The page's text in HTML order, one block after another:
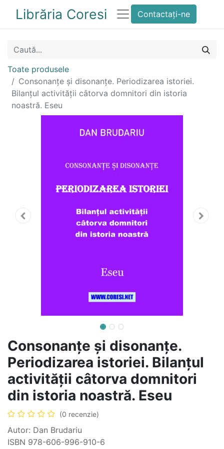
Librăria Coresi Contactați-ne
Toate produsele
Consonanțe și disonanțe. Periodizarea istoriei.
Bilanțul activității câtorva domnitori din istoria
noastră. Eseu
Consonanțe și disonanțe.
Periodizarea istoriei. Bilanțul
activității câtorva domnitori
din istoria noastră. Eseu
(0 recenzie)
Autor: Dan Brudariu
ISBN 978-606-996-910-6